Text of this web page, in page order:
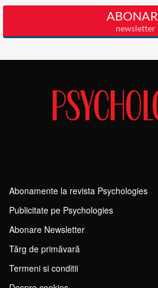
Abonamente la revista Psychologies
Publicitate pe Psychologies
Abonare Newsletter
Tărg de primăvară
Termeni si conditii